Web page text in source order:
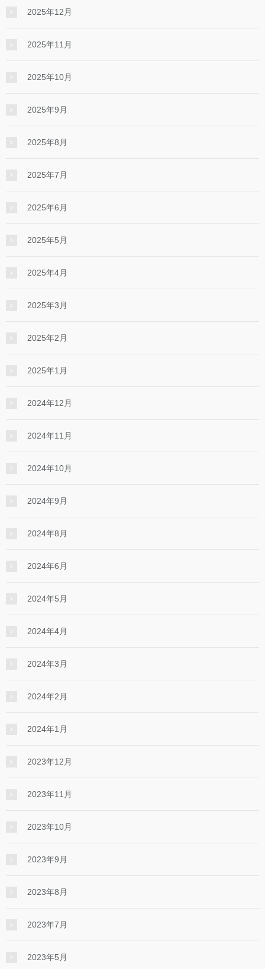
2025年12月
2025年11月
2025年10月
2025年9月
2025年8月
2025年7月
2025年6月
2025年5月
2025年4月
2025年3月
2025年2月
2025年1月
2024年12月
2024年11月
2024年10月
2024年9月
2024年8月
2024年6月
2024年5月
2024年4月
2024年3月
2024年2月
2024年1月
2023年12月
2023年11月
2023年10月
2023年9月
2023年8月
2023年7月
2023年5月